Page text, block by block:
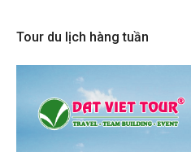
Tour du lịch hàng tuần